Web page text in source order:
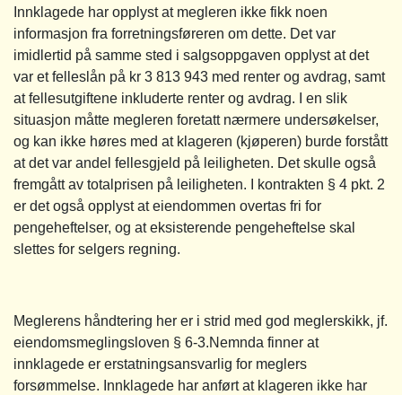
Innklagede har opplyst at megleren ikke fikk noen
informasjon fra forretningsføreren om dette. Det var
imidlertid på samme sted i salgsoppgaven opplyst at det
var et felleslån på kr 3 813 943 med renter og avdrag, samt
at fellesutgiftene inkluderte renter og avdrag. I en slik
situasjon måtte megleren foretatt nærmere undersøkelser,
og kan ikke høres med at klageren (kjøperen) burde forstått
at det var andel fellesgjeld på leiligheten. Det skulle også
fremgått av totalprisen på leiligheten. I kontrakten § 4 pkt. 2
er det også opplyst at eiendommen overtas fri for
pengeheftelser, og at eksisterende pengeheftelse skal
slettes for selgers regning.
Meglerens håndtering her er i strid med god meglerskikk, jf.
eiendomsmeglingsloven § 6-3.Nemnda finner at
innklagede er erstatningsansvarlig for meglers
forsømmelse. Innklagede har anført at klageren ikke har